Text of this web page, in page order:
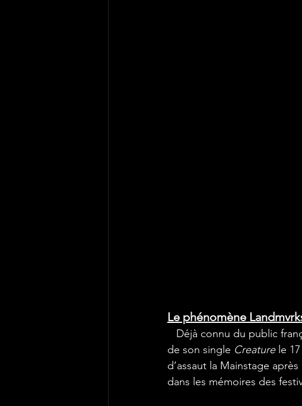
Le phénomène
Déjà connu du public
de son single Creature le 17
d’assaut la Mainstage
dans les mémoires des